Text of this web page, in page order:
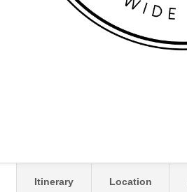
Itinerary Location